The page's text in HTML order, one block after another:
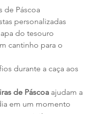
de Páscoa
personalizadas
do tesouro
cantinho para o
durante a caça aos
de Páscoa ajudam a
em um momento